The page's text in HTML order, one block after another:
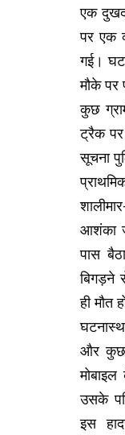
एक दुखद
पर एक
गई।
मौके पर
कुछ
ट्रैक
सूचना
आशंका
पास
बिगड़ने
ही मौत
और कुछ
उसके
इस